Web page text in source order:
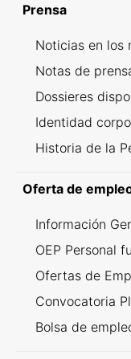
Prensa
Noticias en los
Notas de
Dossieres
Identidad
Historia de la
Oferta de
Información
OEP Personal
Ofertas de
Convocatoria
Bolsa de